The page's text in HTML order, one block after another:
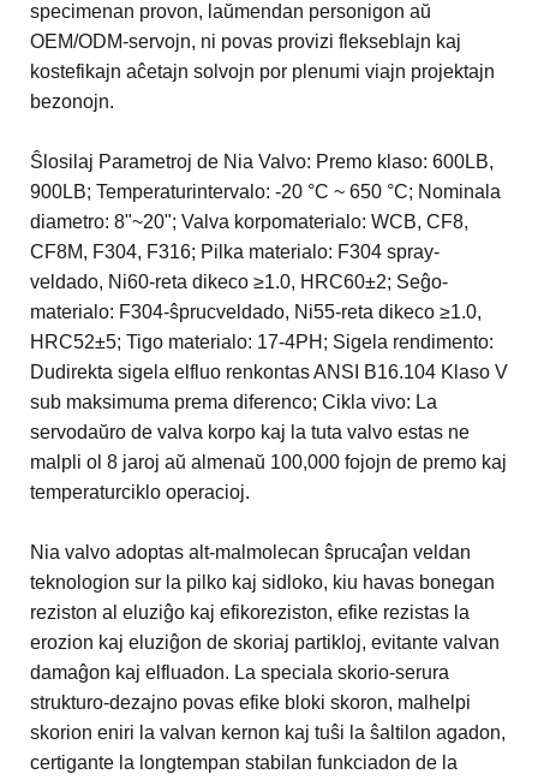
specimenan provon, laŭmendan personigon aŭ
OEM/ODM-servojn, ni povas provizi flekseblajn kaj
kostefikajn aĉetajn solvojn por plenumi viajn projektajn
bezonojn.
Ŝlosilaj Parametroj de Nia Valvo: Premo klaso: 600LB,
900LB; Temperaturintervalo: -20 °C ~ 650 °C; Nominala
diametro: 8"~20"; Valva korpomaterialo: WCB, CF8,
CF8M, F304, F316; Pilka materialo: F304 spray-
veldado, Ni60-reta dikeco ≥1.0, HRC60±2; Seĝo-
materialo: F304-ŝprucveldado, Ni55-reta dikeco ≥1.0,
HRC52±5; Tigo materialo: 17-4PH; Sigela rendimento:
Dudirekta sigela elfluo renkontas ANSI B16.104 Klaso V
sub maksimuma prema diferenco; Cikla vivo: La
servodaŭro de valva korpo kaj la tuta valvo estas ne
malpli ol 8 jaroj aŭ almenaŭ 100,000 fojojn de premo kaj
temperaturciklo operacioj.
Nia valvo adoptas alt-malmolecan ŝprucaĵan veldan
teknologion sur la pilko kaj sidloko, kiu havas bonegan
reziston al eluziĝo kaj efikoreziston, efike rezistas la
erozion kaj eluziĝon de skoriaj partikloj, evitante valvan
damaĝon kaj elfluadon. La speciala skorio-serura
strukturo-dezajno povas efike bloki skoron, malhelpi
skorion eniri la valvan kernon kaj tuŝi la ŝaltilon agadon,
certigante la longtempan stabilan funkciadon de la